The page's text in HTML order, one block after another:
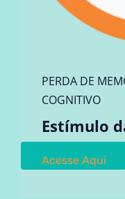
PERDA DE
COGNITIVO
Estímulo
Acesse Aqui